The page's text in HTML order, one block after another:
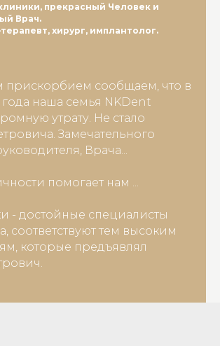
прекрасный Человек и
Врач.
хирург, имплантолог.
прискорбием сообщаем, что в
года наша семья NKDent
утрату. Не стало
Замечательного
Врача...
помогает нам ...
- достойные специалисты
соответствуют тем высоким
которые предъявлял